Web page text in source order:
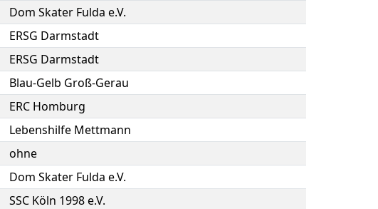
Dom Skater Fulda e.V.
ERSG Darmstadt
ERSG Darmstadt
Blau-Gelb Groß-Gerau
ERC Homburg
Lebenshilfe Mettmann
ohne
Dom Skater Fulda e.V.
SSC Köln 1998 e.V.